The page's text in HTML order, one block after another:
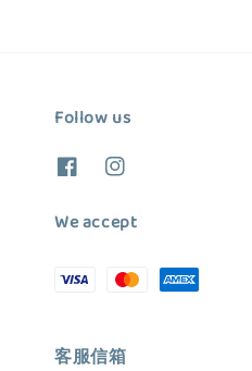
Follow us
We accept
客服信箱